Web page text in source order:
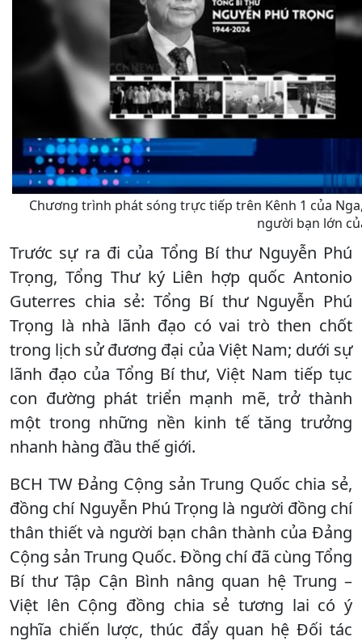
Chương trình phát sóng trực tiếp trên Kênh 1 của
người bạn lớn
Trước sự ra đi của Tổng Bí thư Nguyễn Phú
Trọng, Tổng Thư ký Liên hợp quốc Antonio
Guterres chia sẻ: Tổng Bí thư Nguyễn Phú
Trọng là nhà lãnh đạo có vai trò then chốt
trong lịch sử đương đại của Việt Nam; dưới sự
lãnh đạo của Tổng Bí thư, Việt Nam tiếp tục
con đường phát triển mạnh mẽ, trở thành
một trong những nền kinh tế tăng trưởng
nhanh hàng đầu thế giới.
BCH TW Đảng Cộng sản Trung Quốc chia sẻ,
đồng chí Nguyễn Phú Trọng là người đồng chí
thân thiết và người bạn chân thành của Đảng
Cộng sản Trung Quốc. Đồng chí đã cùng Tổng
Bí thư Tập Cận Bình nâng quan hệ Trung –
Việt lên Cộng đồng chia sẻ tương lai có ý
nghĩa chiến lược, thúc đẩy quan hệ Đối tác